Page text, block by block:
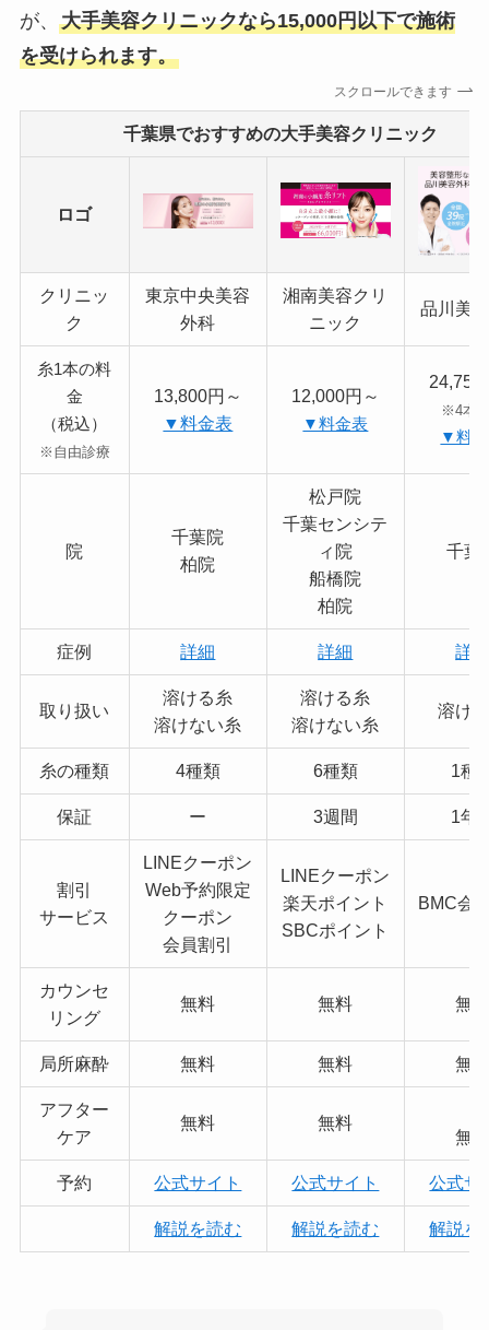
が、 大手美容クリニックなら15,000円以下で施術
を受けられます。
スクロールできます
千葉県でおすすめの大手美容クリニック
ロゴ
クリニッ
ク
東京中央美容
外科
湘南美容クリ
ニック
品川美
糸1本の料
金
（税込）
※自由診療
13,800円～
▼料金表
12,000円～
▼料金表
24,750
※4本
▼料
院
千葉院
柏院
松戸院
千葉センシテ
ィ院
船橋院
柏院
千葉
症例 詳細 詳細 詳
取り扱い
溶ける糸
溶けない糸
溶ける糸
溶けない糸
溶け
糸の種類 4種類 6種類 1種
保証 ー 3週間 1年
割引
サービス
LINEクーポン
Web予約限定
クーポン
会員割引
LINEクーポン
楽天ポイント
SBCポイント
BMC会
カウンセ
リング
無料 無料 無
局所麻酔 無料 無料 無
アフター
ケア
無料 無料
無
予約 公式サイト 公式サイト 公式サ
解説を読む 解説を読む 解説を